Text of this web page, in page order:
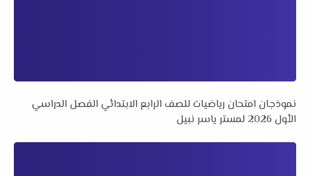
نموذجان امتحان رياضيات للصف الرابع الابتدائي الفصل الدراسي
الأول 2026 لمستر ياسر نبيل